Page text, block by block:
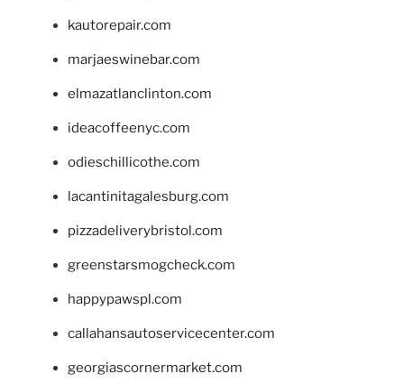
kautorepair.com
marjaeswinebar.com
elmazatlanclinton.com
ideacoffeenyc.com
odieschillicothe.com
lacantinitagalesburg.com
pizzadeliverybristol.com
greenstarsmogcheck.com
happypawspl.com
callahansautoservicecenter.com
georgiascornermarket.com